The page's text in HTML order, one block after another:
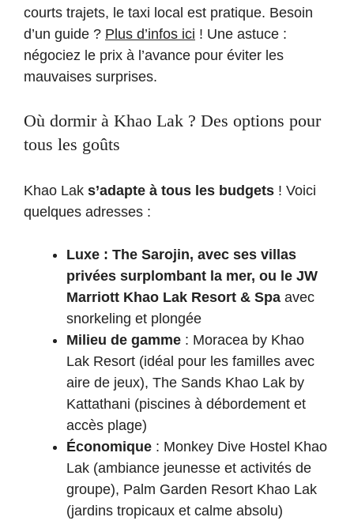
courts trajets, le taxi local est pratique. Besoin
d’un guide ? Plus d’infos ici ! Une astuce :
négociez le prix à l’avance pour éviter les
mauvaises surprises.
Où dormir à Khao Lak ? Des options pour
tous les goûts
Khao Lak s’adapte à tous les budgets ! Voici
quelques adresses :
Luxe : The Sarojin, avec ses villas
privées surplombant la mer, ou le JW
Marriott Khao Lak Resort & Spa avec
snorkeling et plongée
Milieu de gamme : Moracea by Khao
Lak Resort (idéal pour les familles avec
aire de jeux), The Sands Khao Lak by
Kattathani (piscines à débordement et
accès plage)
Économique : Monkey Dive Hostel Khao
Lak (ambiance jeunesse et activités de
groupe), Palm Garden Resort Khao Lak
(jardins tropicaux et calme absolu)